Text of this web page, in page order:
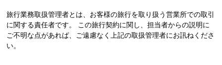
旅行業務取扱管理者とは、お客様の旅行を取り扱う営業所での取引
に関する責任者です。 この旅行契約に関し、担当者からの説明に
ご不明な点があれば、ご遠慮なく上記の取扱管理者にお訊ねくださ
い。